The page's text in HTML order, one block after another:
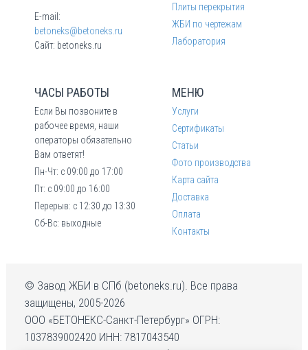
E-mail:
betoneks@betoneks.ru
Сайт: betoneks.ru
Плиты перекрытия
ЖБИ по чертежам
Лаборатория
ЧАСЫ РАБОТЫ
Если Вы позвоните в
рабочее время, наши
операторы обязательно
Вам ответят!
Пн-Чт: с 09:00 до 17:00
Пт: с 09:00 до 16:00
Перерыв: с 12:30 до 13:30
Сб-Вс: выходные
МЕНЮ
Услуги
Сертификаты
Статьи
Фото производства
Карта сайта
Доставка
Оплата
Контакты
© Завод ЖБИ в СПб (betoneks.ru). Все права
защищены, 2005-2026
ООО «БЕТОНЕКС-Санкт-Петербург» ОГРН:
1037839002420 ИНН: 7817043540